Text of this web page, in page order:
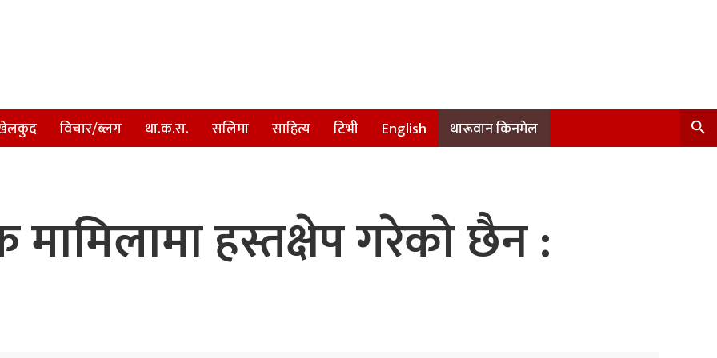
विचार/ब्लग था.क.स. सलिमा साहित्य टिभी English थारूवान किनमेल
हस्तक्षेप गरेको छैन :